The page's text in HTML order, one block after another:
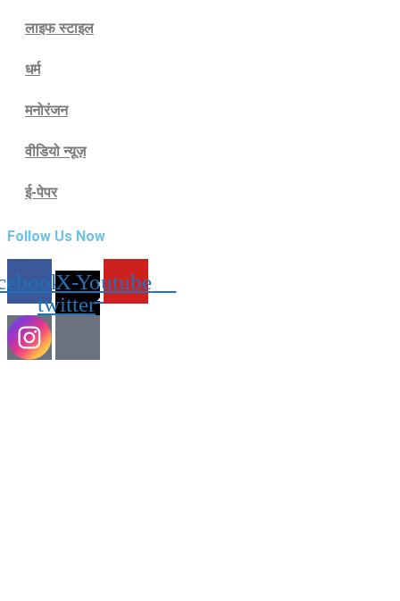
लाइफ स्टाइल
धर्म
मनोरंजन
वीडियो न्यूज़
ई-पेपर
Follow Us Now
X-
twitter
Youtube